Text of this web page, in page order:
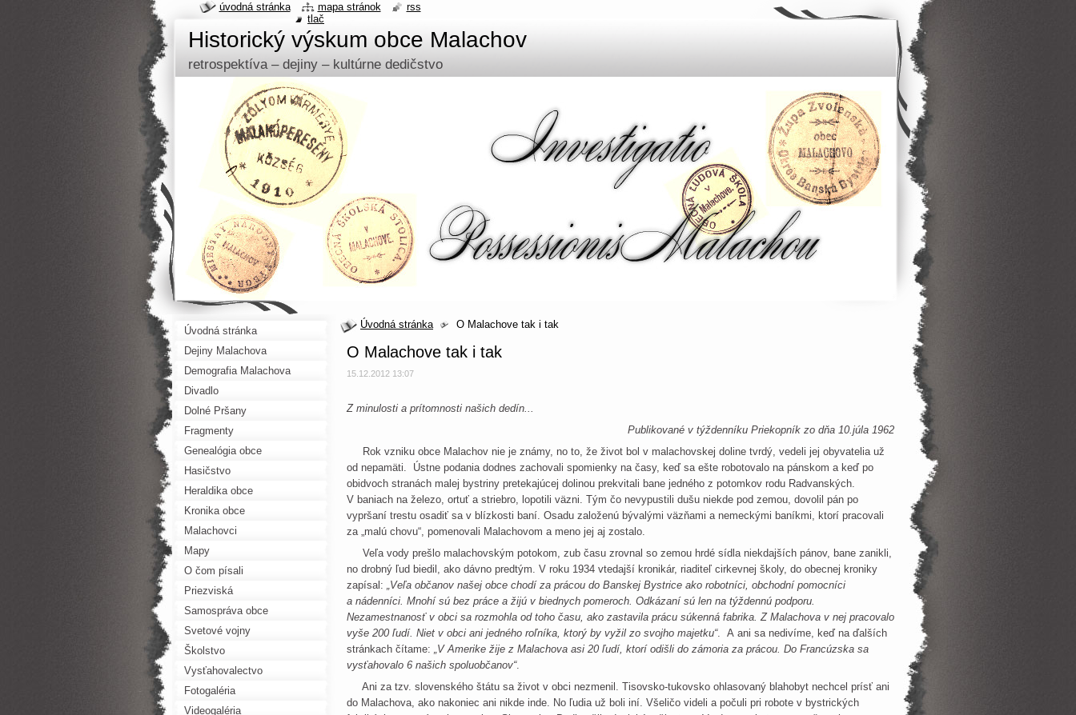
Historický výskum obce Malachov
retrospektíva – dejiny – kultúrne dedičstvo
Úvodná stránka O Malachove tak i tak
O Malachove tak i tak
15.12.2012 13:07
Z minulosti a prítomnosti našich dedín...
Publikované v týždenníku Priekopník zo dňa 10.júla 1962
Rok vzniku obce Malachov nie je známy, no to, že život bol v malachovskej doline tvrdý, vedeli jej obyvatelia už
od nepamäti. Ústne podania dodnes zachovali spomienky na časy, keď sa ešte robotovalo na pánskom a keď po
obidvoch stranách malej bystriny pretekajúcej dolinou prekvitali bane jedného z potomkov rodu Radvanských.
V baniach na železo, ortuť a striebro, lopotili väzni. Tým čo nevypustili dušu niekde pod zemou, dovolil pán po
vypršaní trestu osadiť sa v blízkosti baní. Osadu založenú bývalými väzňami a nemeckými baníkmi, ktorí pracovali
za „malú chovu“, pomenovali Malachovom a meno jej aj zostalo.
Veľa vody prešlo malachovským potokom, zub času zrovnal so zemou hrdé sídla niekdajších pánov, bane zanikli,
no drobný ľud biedil, ako dávno predtým. V roku 1934 vtedajší kronikár, riaditeľ cirkevnej školy, do obecnej kroniky
zapísal: „Veľa občanov našej obce chodí za prácou do Banskej Bystrice ako robotníci, obchodní pomocníci
a nádenníci. Mnohí sú bez práce a žijú v biednych pomeroch. Odkázaní sú len na týždennú podporu.
Nezamestnanosť v obci sa rozmohla od toho času, ako zastavila prácu súkenná fabrika. Z Malachova v nej pracovalo
vyše 200 ľudí. Niet v obci ani jedného roľníka, ktorý by vyžil zo svojho majetku“. A ani sa nedivíme, keď na ďalších
stránkach čítame: „V Amerike žije z Malachova asi 20 ľudí, ktorí odišli do zámoria za prácou. Do Francúzska sa
vysťahovalo 6 našich spoluobčanov“.
Ani za tzv. slovenského štátu sa život v obci nezmenil. Tisovsko-tukovsko ohlasovaný blahobyt nechcel prísť ani
do Malachova, ako nakoniec ani nikde inde. No ľudia už boli iní. Všeličo videli a počuli pri robote v bystrických
Úvodná stránka
Dejiny Malachova
Demografia Malachova
Divadlo
Dolné Pršany
Fragmenty
Genealógia obce
Hasičstvo
Heraldika obce
Kronika obce
Malachovci
Mapy
O čom písali
Priezviská
Samospráva obce
Svetové vojny
Školstvo
Vysťahovalectvo
Fotogaléria
Videogaléria
úvodná stránka mapa stránok
rss
tlač